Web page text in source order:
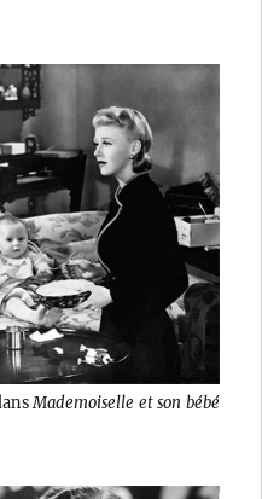
Mademoiselle et son bébé